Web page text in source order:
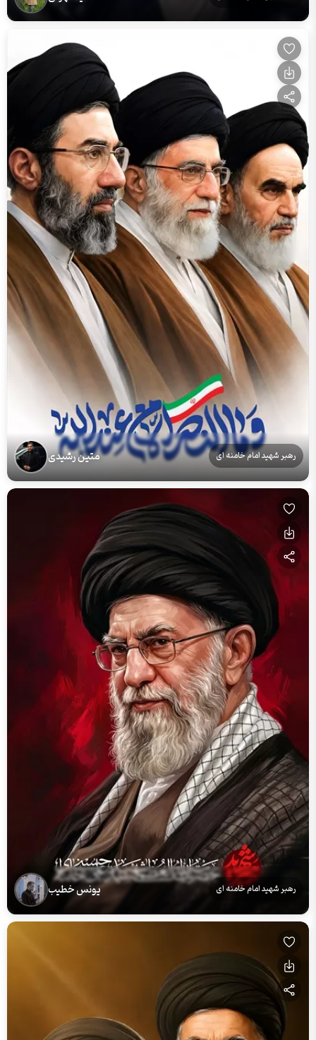
رهبر شهید امام خامنه ای متین رشیدی
رهبر شهید امام خامنه ای یونس خطیب